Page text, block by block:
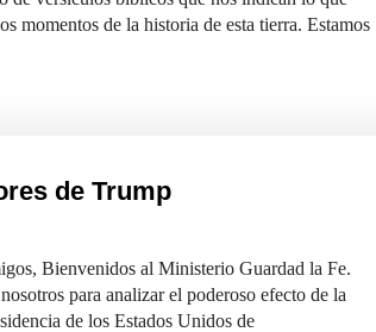
momentos de la historia de esta tierra. Estamos
de Trump
Bienvenidos al Ministerio Guardad la Fe.
para analizar el poderoso efecto de la
de los Estados Unidos de